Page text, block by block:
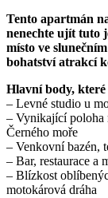
Tento apartmán
nenechte ujít tuto
místo ve
bohatství atrakcí
Hlavní body,
– Levné studio u
– Vynikající poloha
Černého moře
– Venkovní bazén,
– Bar, restaurace a
– Blízkost
motokárová dráha